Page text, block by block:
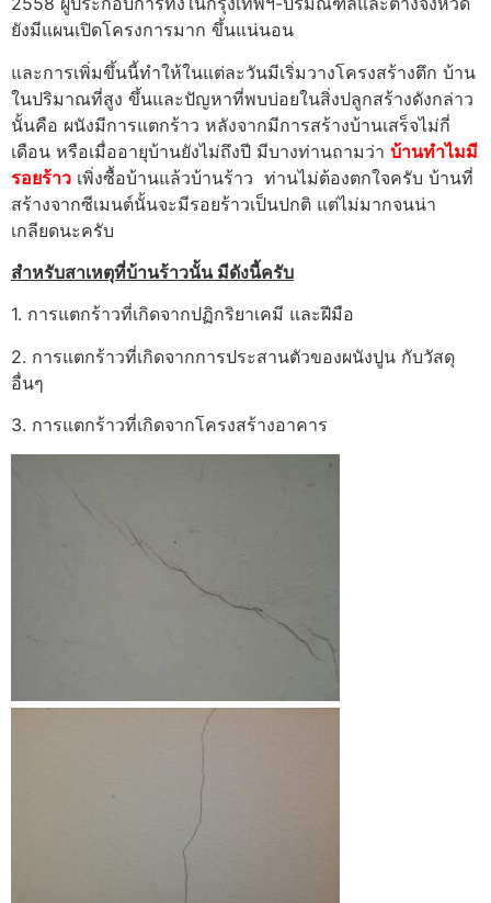
ยังมีแผนเปิดโครงการมาก ขึ้นแน่นอน
และการเพิ่มขึ้นนี้ทำให้ในแต่ละวันมีเริ่มวางโครงสร้างตึก บ้าน
ในปริมาณที่สูง ขึ้นและปัญหาที่พบบ่อยในสิ่งปลูกสร้างดังกล่าว
นั้นคือ ผนังมีการแตกร้าว หลังจากมีการสร้างบ้านเสร็จไม่กี่
เดือน หรือเมื่ออายุบ้านยังไม่ถึงปี มีบางท่านถามว่า บ้านทำไมมี
รอยร้าว เพิ่งซื้อบ้านแล้วบ้านร้าว ท่านไม่ต้องตกใจครับ บ้านที่
สร้างจากซีเมนต์นั้นจะมีรอยร้าวเป็นปกติ แต่ไม่มากจนน่า
เกลียดนะครับ
สำหรับสาเหตุที่บ้านร้าวนั้น มีดังนี้ครับ
1. การแตกร้าวที่เกิดจากปฏิกริยาเคมี และฝีมือ
2. การแตกร้าวที่เกิดจากการประสานตัวของผนังปูน กับวัสดุ
อื่นๆ
3. การแตกร้าวที่เกิดจากโครงสร้างอาคาร